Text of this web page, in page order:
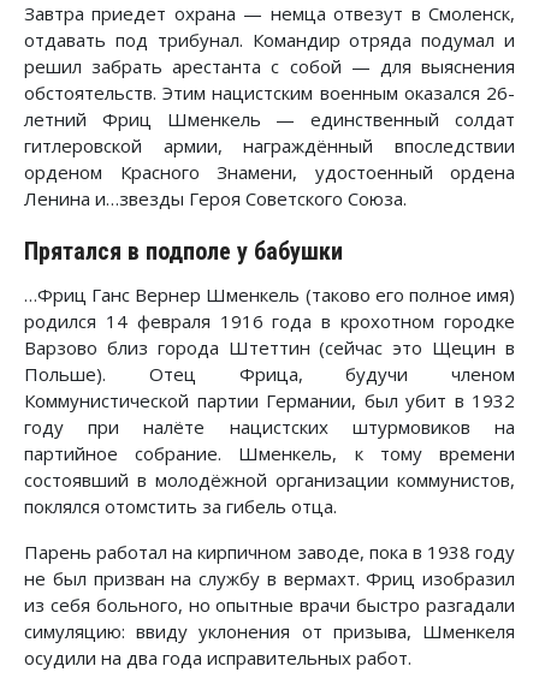
Завтра приедет охрана — немца отвезут в Смоленск,
отдавать под трибунал. Командир отряда подумал и
решил забрать арестанта с собой — для выяснения
обстоятельств. Этим нацистским военным оказался 26-
летний Фриц Шменкель — единственный солдат
гитлеровской армии, награждённый впоследствии
орденом Красного Знамени, удостоенный ордена
Ленина и…звезды Героя Советского Союза.
Прятался в подполе у бабушки
…Фриц Ганс Вернер Шменкель (таково его полное имя)
родился 14 февраля 1916 года в крохотном городке
Варзово близ города Штеттин (сейчас это Щецин в
Польше). Отец Фрица, будучи членом
Коммунистической партии Германии, был убит в 1932
году при налёте нацистских штурмовиков на
партийное собрание. Шменкель, к тому времени
состоявший в молодёжной организации коммунистов,
поклялся отомстить за гибель отца.
Парень работал на кирпичном заводе, пока в 1938 году
не был призван на службу в вермахт. Фриц изобразил
из себя больного, но опытные врачи быстро разгадали
симуляцию: ввиду уклонения от призыва, Шменкеля
осудили на два года исправительных работ.